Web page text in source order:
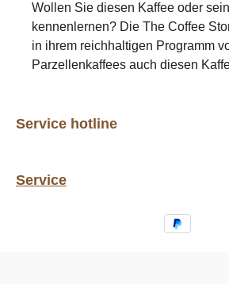
Wollen Sie diesen Kaffee oder
kennenlernen? Die The Coffee
in ihrem reichhaltigen Programm
Parzellenkaffees auch diesen
Service hotline
Service